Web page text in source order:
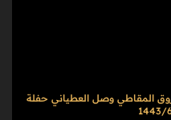
المقاطي وصل العطياني حفلة